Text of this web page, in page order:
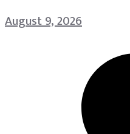
August 9, 2026